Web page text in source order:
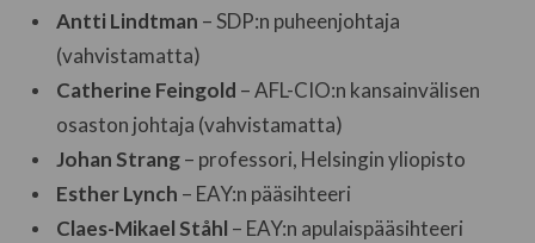
Antti Lindtman – SDP:n puheenjohtaja
(vahvistamatta)
Catherine Feingold – AFL-CIO:n kansainvälisen
osaston johtaja (vahvistamatta)
Johan Strang– professori, Helsingin yliopisto
Esther Lynch – EAY:n pääsihteeri
Claes-Mikael Ståhl – EAY:n apulaispääsihteeri